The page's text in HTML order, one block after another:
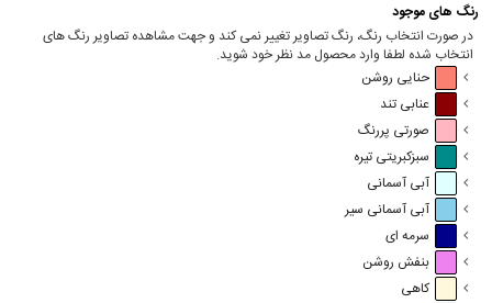
رنگ های موجود
در صورت انتخاب رنگ، رنگ تصاویر تغییر نمی کند و جهت مشاهده تصاویر رنگ های
انتخاب شده لطفا وارد محصول مد نظر خود شوید.
حنایی روشن
عنابی تند
صورتی پررنگ
سبزکبریتی تیره
آبی آسمانی
آبی آسمانی سیر
سرمه ای
بنفش روشن
کاهی